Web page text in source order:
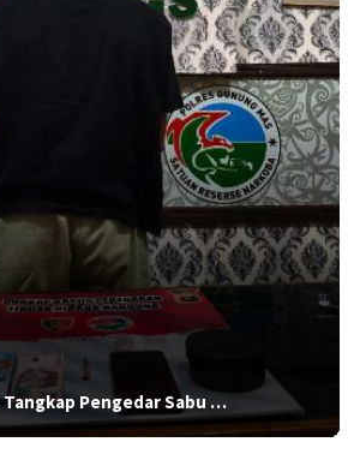
Tangkap Pengedar Sabu …